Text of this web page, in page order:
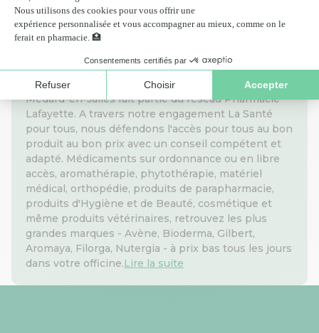
Nos informations pratiques
La Pharmacie Lafayette Coeur des Jalles à Saint-
Médard-en-Jalles fait partie du réseau Pharmacie
Lafayette. A travers notre engagement La Santé
pour tous, nous défendons l'accès pour tous au bon
produit au bon prix avec un conseil compétent et
adapté. Médicaments sur ordonnance ou en libre
accès, aromathérapie, phytothérapie, matériel
médical, orthopédie, produits de parapharmacie,
produits d'Hygiène et de Beauté, cosmétique et
même produits vétérinaires, retrouvez les plus
grandes marques - Avène, Bioderma, Gilbert,
Aromaya, Filorga, Nutergia - à prix bas tous les jours
dans votre officine.Lire la suite